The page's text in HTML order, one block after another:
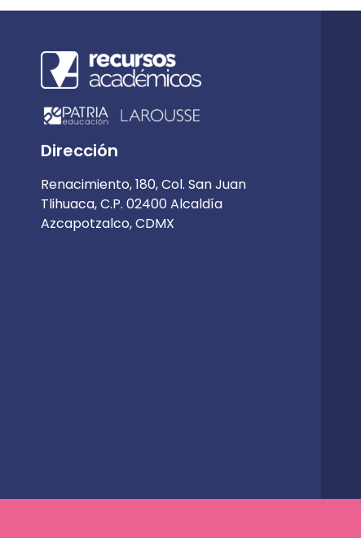
Dirección
Renacimiento, 180, Col. San Juan
Tlihuaca, C.P. 02400 Alcaldía
Azcapotzalco, CDMX